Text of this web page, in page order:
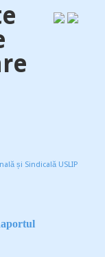
și Sindicală USLIP